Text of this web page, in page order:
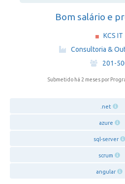
Bom salário e
KCS IT
·
Consultoria &
·
201-
Submetido há 2 meses por
.net
azure
sql-server
scrum
angular